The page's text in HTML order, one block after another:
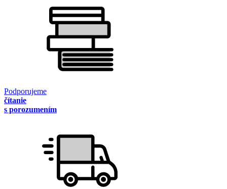
Podporujeme
čítanie
s porozumením